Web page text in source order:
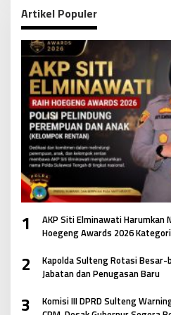
Artikel Populer
1
AKP Siti Elminawati Harumkan
Hoegeng Awards 2026
2
Kapolda Sulteng Rotasi
Jabatan dan Penugasan Baru
3
Komisi III DPRD Sulteng